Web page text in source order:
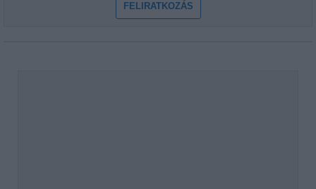
FELIRATKOZÁS